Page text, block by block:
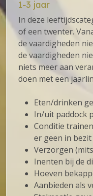
1-3 jaar
In deze
of een twenter.
de vaardigheden
de vaardigheden
niets meer aan
doen met een
Eten/drinken
In/uit paddock
Conditie
er geen in
Verzorgen
Inenten bij de
Hoeven
Aanbieden als